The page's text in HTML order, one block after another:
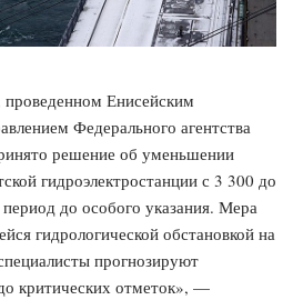
проведенном Енисейским
Федерального агентства
решение об уменьшении
гидроэлектростанции с 3 300 до
до особого указания. Мера
гидрологической обстановкой на
прогнозируют
критических отметок», —